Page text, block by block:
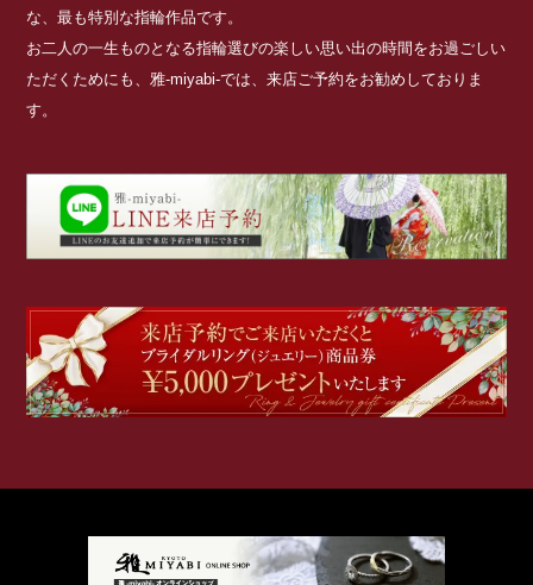
な、最も特別な指輪作品です。
お二人の一生ものとなる指輪選びの楽しい思い出の時間をお過ごしい
ただくためにも、雅-miyabi-では、来店ご予約をお勧めしておりま
す。